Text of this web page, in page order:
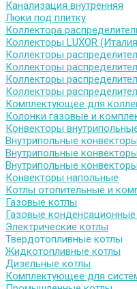
Канализация внутренняя
Люки под плитку
Коллектора
Коллекторы LUXOR
Коллекторы
Коллекторы
Коллекторы
Коллекторы
Комплектующее для
Колонки газовые и
Конвекторы
Внутрипольные
Внутрипольные
Внутрипольные
Конвекторы напольные
Котлы отопительные и
Газовые котлы
Газовые
Электрические котлы
Твердотопливные котлы
Жидкотопливные котлы
Дизельные котлы
Комплектующее для